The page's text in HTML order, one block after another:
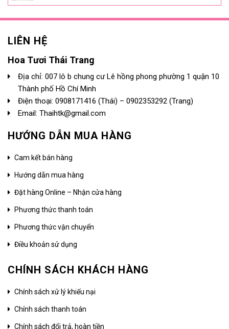
LIÊN HỆ
Hoa Tươi Thái Trang
Địa chỉ: 007 lô b chung cư Lê hồng phong phường 1 quận 10
Thành phố Hồ Chí Minh
Điện thoại: 0908171416 (Thái) – 0902353292 (Trang)
Email: Thaihtk@gmail.com
HƯỚNG DẪN MUA HÀNG
Cam kết bán hàng
Hướng dẫn mua hàng
Đặt hàng Online – Nhận cửa hàng
Phương thức thanh toán
Phương thức vận chuyển
Điều khoản sử dụng
CHÍNH SÁCH KHÁCH HÀNG
Chính sách xử lý khiếu nại
Chính sách thanh toán
Chính sách đổi trả, hoàn tiền